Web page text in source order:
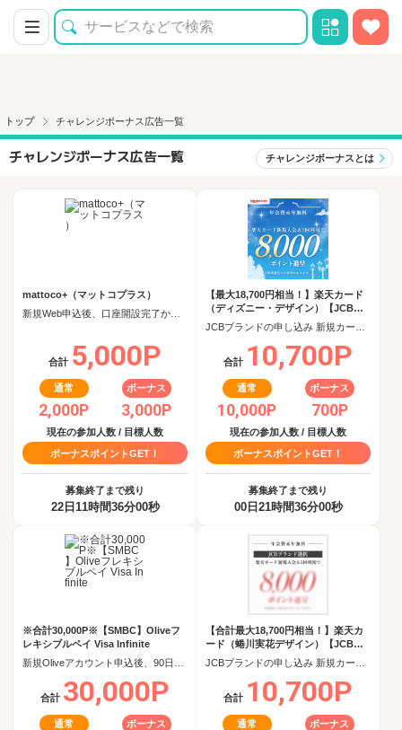
トップ チャレンジボーナス広告一覧
チャレンジボーナス広告一覧 チャレンジボーナスとは
mattoco+（マットコプラス）
合計 5,000P
通常
2,000P
ボーナス
3,000P
現在の参加人数 / 目標人数
ボーナスポイントGET！
募集終了まで残り
22日11時間36分00秒
【最大18,700円相当！】楽天カード
（ディズニー・デザイン）【JCBキ
ャンペーン実施中】
合計 10,700P
通常
10,000P
ボーナス
700P
現在の参加人数 / 目標人数
ボーナスポイントGET！
募集終了まで残り
00日21時間36分00秒
※合計30,000P※【SMBC】Oliveフ
レキシブルペイ Visa Infinite
合計 30,000P
通常 ボーナス
【合計最大18,700円相当！】楽天カ
ード（蜷川実花デザイン）【JCBキ
ャンペーン実施中】
合計 10,700P
通常 ボーナス